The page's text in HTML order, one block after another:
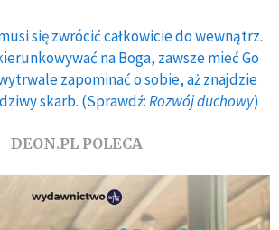
się zwrócić całkowicie do wewnątrz.
na Boga, zawsze mieć Go
zapominać o sobie, aż znajdzie
skarb. (Sprawdź:Rozwój duchowy)
DEON.PL POLECA